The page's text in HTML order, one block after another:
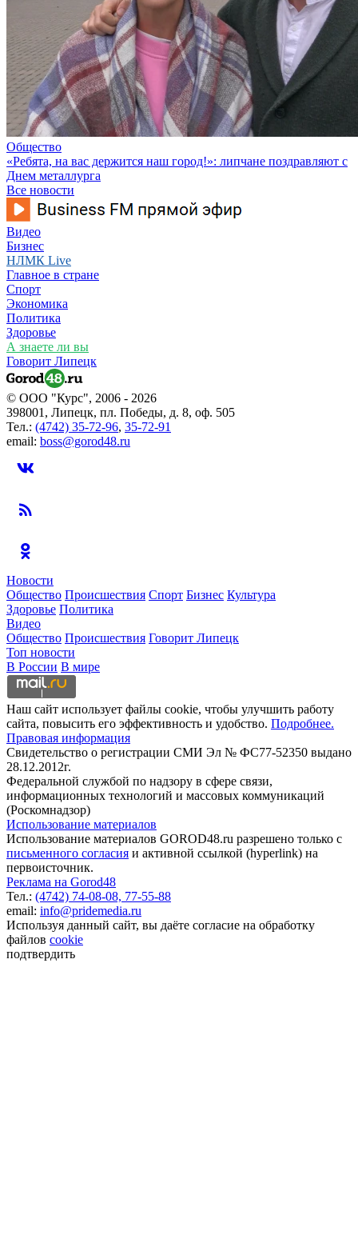
Общество
«Ребята, на вас держится наш город!»: липчане поздравляют с
Днем металлурга
Все новости
Видео
Бизнес
НЛМК Live
Главное в стране
Спорт
Экономика
Политика
Здоровье
А знаете ли вы
Говорит Липецк
© ООО "Курс", 2006 - 2026
398001, Липецк, пл. Победы, д. 8, оф. 505
Тел.: (4742) 35-72-96, 35-72-91
email: boss@gorod48.ru
Новости
Общество Происшествия Спорт Бизнес Культура
Здоровье Политика
Видео
Общество Происшествия Говорит Липецк
Топ новости
В России В мире
Наш сайт использует файлы cookie, чтобы улучшить работу
сайта, повысить его эффективность и удобство. Подробнее.
Правовая информация
Свидетельство о регистрации СМИ Эл № ФС77-52350 выдано
28.12.2012г.
Федеральной службой по надзору в сфере связи,
информационных технологий и массовых коммуникаций
(Роскомнадзор)
Использование материалов
Использование материалов GOROD48.ru разрешено только с
письменного согласия и активной ссылкой (hyperlink) на
первоисточник.
Реклама на Gorod48
Тел.: (4742) 74-08-08, 77-55-88
email: info@pridemedia.ru
Используя данный сайт, вы даёте согласие на обработку
файлов cookie
подтвердить